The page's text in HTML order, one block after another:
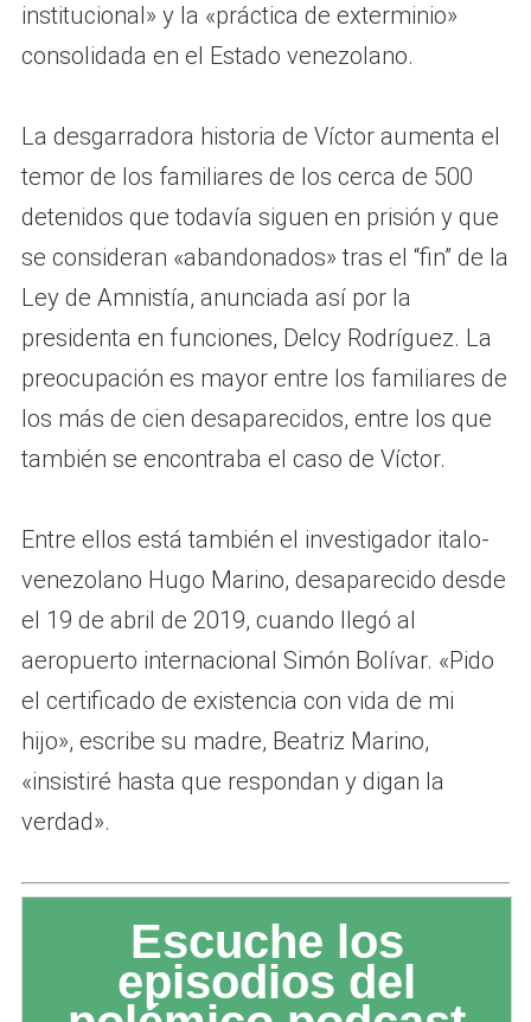
institucional» y la «práctica de exterminio»
consolidada en el Estado venezolano.
La desgarradora historia de Víctor aumenta el
temor de los familiares de los cerca de 500
detenidos que todavía siguen en prisión y que
se consideran «abandonados» tras el “fin” de la
Ley de Amnistía, anunciada así por la
presidenta en funciones, Delcy Rodríguez. La
preocupación es mayor entre los familiares de
los más de cien desaparecidos, entre los que
también se encontraba el caso de Víctor.
Entre ellos está también el investigador italo-
venezolano Hugo Marino, desaparecido desde
el 19 de abril de 2019, cuando llegó al
aeropuerto internacional Simón Bolívar. «Pido
el certificado de existencia con vida de mi
hijo», escribe su madre, Beatriz Marino,
«insistiré hasta que respondan y digan la
verdad».
Escuche los
episodios del